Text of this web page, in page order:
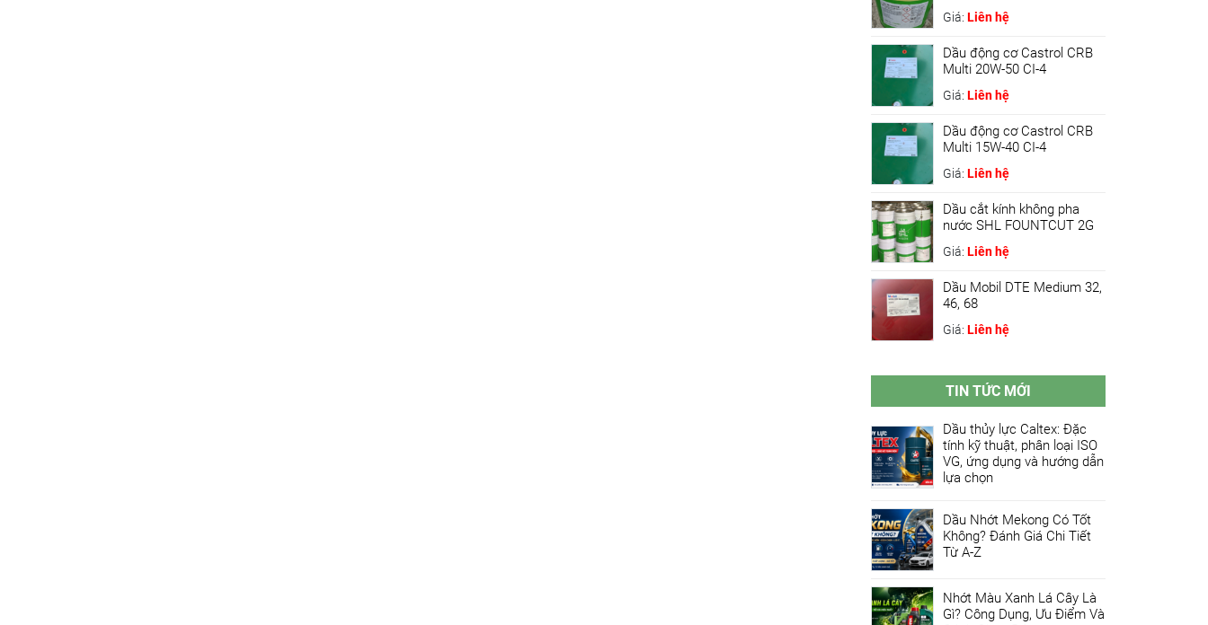
Giá: Liên hệ
Dầu động cơ Castrol CRB
Multi 20W-50 CI-4
Giá: Liên hệ
Dầu động cơ Castrol CRB
Multi 15W-40 CI-4
Giá: Liên hệ
Dầu cắt kính không pha
nước SHL FOUNTCUT 2G
Giá: Liên hệ
Dầu Mobil DTE Medium 32,
46, 68
Giá: Liên hệ
TIN TỨC MỚI
Dầu thủy lực Caltex: Đặc
tính kỹ thuật, phân loại ISO
VG, ứng dụng và hướng dẫn
lựa chọn
Dầu Nhớt Mekong Có Tốt
Không? Đánh Giá Chi Tiết
Từ A-Z
Nhớt Màu Xanh Lá Cây Là
Gì? Công Dụng, Ưu Điểm Và